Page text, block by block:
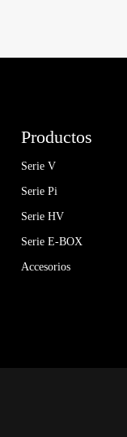
Productos
Serie V
Serie Pi
Serie HV
Serie E-BOX
Accesorios